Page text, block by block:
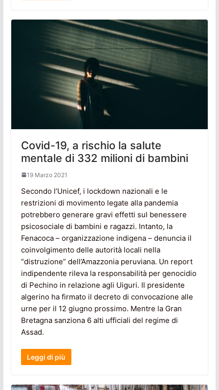
Covid-19, a rischio la salute
mentale di 332 milioni di bambini
19 Marzo 2021
Secondo l’Unicef, i lockdown nazionali e le
restrizioni di movimento legate alla pandemia
potrebbero generare gravi effetti sul benessere
psicosociale di bambini e ragazzi. Intanto, la
Fenacoca – organizzazione indigena – denuncia il
coinvolgimento delle autorità locali nella
“distruzione” dell’Amazzonia peruviana. Un report
indipendente rileva la responsabilità per genocidio
di Pechino in relazione agli Uiguri. Il presidente
algerino ha firmato il decreto di convocazione alle
urne per il 12 giugno prossimo. Mentre la Gran
Bretagna sanziona 6 alti ufficiali del regime di
Assad.
Leggi di più